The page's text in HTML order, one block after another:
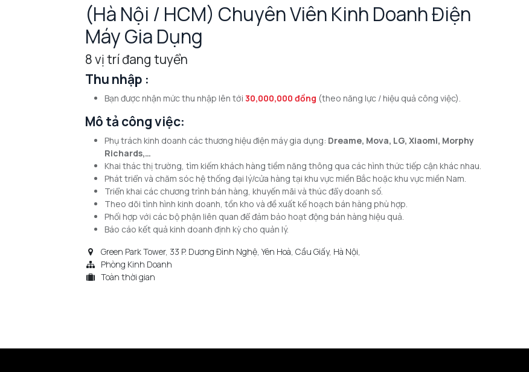
(Hà Nội / HCM) Chuyên Viên Kinh Doanh Điện
Máy Gia Dụng
8vị trí đang tuyển
Thu nhập :
Bạn được nhận mức thu nhập lên tới 30,000,000 đồng (theo năng lực / hiệu quả công việc).
Mô tả công việc:
Phụ trách kinh doanh các thương hiệu điện máy gia dụng: Dreame, Mova, LG, Xiaomi, Morphy
Richards,…
Khai thác thị trường, tìm kiếm khách hàng tiềm năng thông qua các hình thức tiếp cận khác nhau.
Phát triển và chăm sóc hệ thống đại lý/cửa hàng tại khu vực miền Bắc hoặc khu vực miền Nam.
Triển khai các chương trình bán hàng, khuyến mãi và thúc đẩy doanh số.
Theo dõi tình hình kinh doanh, tồn kho và đề xuất kế hoạch bán hàng phù hợp.
Phối hợp với các bộ phận liên quan để đảm bảo hoạt động bán hàng hiệu quả.
Báo cáo kết quả kinh doanh định kỳ cho quản lý.
Green Park Tower, 33 P. Dương Đình Nghệ, Yên Hoà, Cầu Giấy, Hà Nội,
Phòng Kinh Doanh
Toàn thời gian